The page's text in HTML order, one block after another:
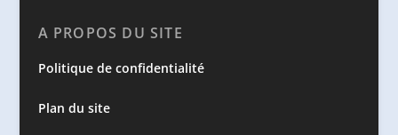
A PROPOS DU SITE
Politique de confidentialité
Plan du site